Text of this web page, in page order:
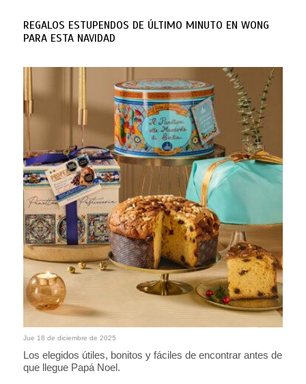
REGALOS ESTUPENDOS DE ÚLTIMO MINUTO EN WONG
PARA ESTA NAVIDAD
Jue 18 de diciembre de 2025
Los elegidos útiles, bonitos y fáciles de encontrar antes de
que llegue Papá Noel.